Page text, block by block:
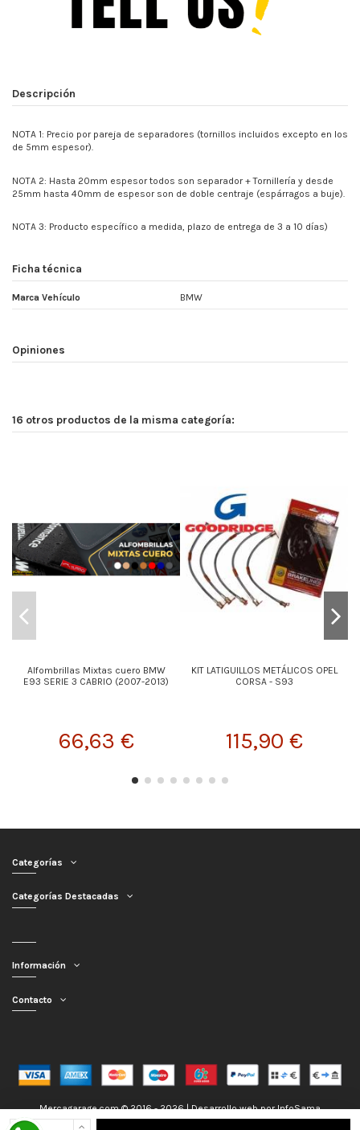
Nos encontramos de Vacaciones, no obstante los pedidos hechos se
Descripción
NOTA 1: Precio por pareja de separadores (tornillos incluidos excepto en los
de 5mm espesor).
NOTA 2: Hasta 20mm espesor todos son separador + Tornillería y desde
25mm hasta 40mm de espesor son de doble centraje (espárragos a buje).
NOTA 3: Producto específico a medida, plazo de entrega de 3 a 10 días)
Ficha técnica
Marca Vehículo BMW
Opiniones
16 otros productos de la misma categoría:
Alfombrillas Mixtas cuero BMW
E93 SERIE 3 CABRIO (2007-2013)
66,63 €
KIT LATIGUILLOS METÁLICOS OPEL
CORSA - S93
115,90 €
Categorías
Categorías Destacadas
Información
Contacto
Mercagarage.com © 2016 - 2026 | Desarrollo web porInfoSama